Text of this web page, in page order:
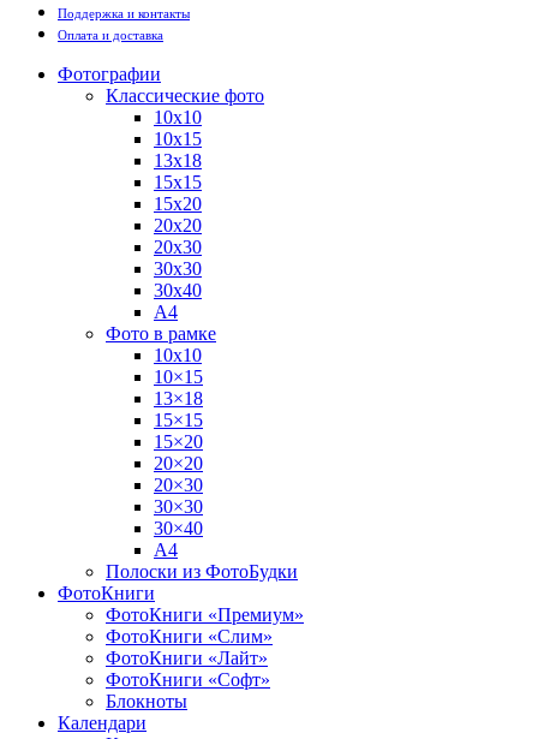
Поддержка и контакты
Оплата и доставка
Фотографии
Классические фото
10х10
10х15
13х18
15х15
15х20
20х20
20х30
30х30
30х40
А4
Фото в рамке
10х10
10×15
13×18
15×15
15×20
20×20
20×30
30×30
30×40
A4
Полоски из ФотоБудки
ФотоКниги
ФотоКниги «Премиум»
ФотоКниги «Слим»
ФотоКниги «Лайт»
ФотоКниги «Софт»
Блокноты
Календари